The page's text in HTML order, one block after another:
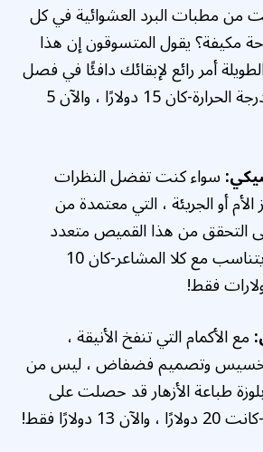
من مطبات البرد العشوائية في كل
مكيفة؟ يقول المتسوقون إن هذا
أمر رائع لإبقائك دافئًا في فصل
الصيف دون ارتفاع درجة الحرارة-كان 15 دولارًا ، والآن 5
سواء كنت تفضل النظرات
أو الجريئة ، التي معتمدة من
التحقق من هذا القميص متعدد
الاستخدامات الذي يتناسب مع كلا المشاعر-كان 10
مع الأكمام التي تنفخ الأنيقة ،
وتصميم فضفاض ، ليس من
طباعة الأزهار قد حصلت على
دولارًا فقط!